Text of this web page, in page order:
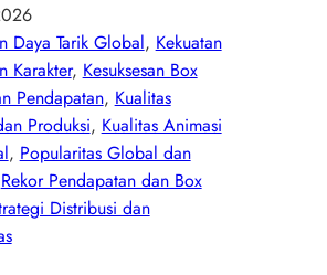
Daya Tarik Global, Kekuatan
Karakter, Kesuksesan Box
Pendapatan, Kualitas
Produksi, Kualitas Animasi
, Popularitas Global dan
Rekor Pendapatan dan Box
Distribusi dan